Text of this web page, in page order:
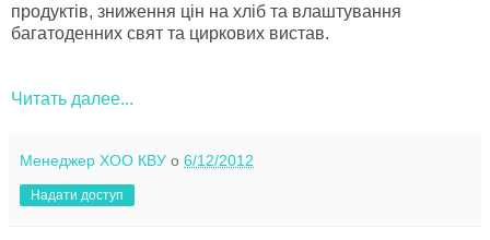
продуктів, зниження цін на хліб та влаштування
багатоденних свят та циркових вистав.
Читать далее...
Менеджер ХОО КВУ о 6/12/2012
Надати доступ